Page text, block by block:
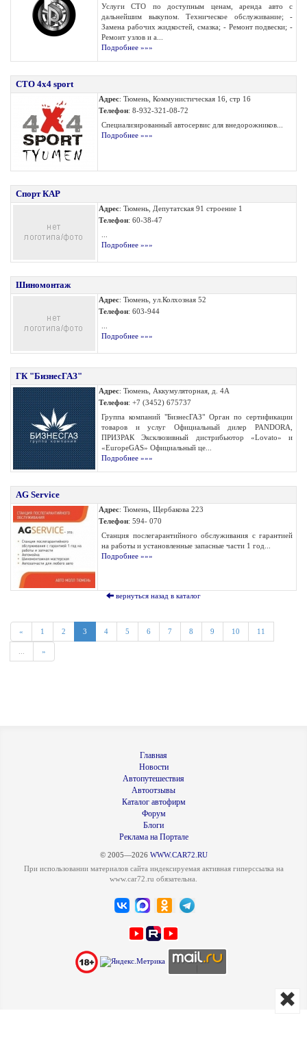
Услуги СТО по доступным ценам, аренда авто с
дальнейшим выкупом. Техническое обслуживание; -
Замена рабочих жидкостей, смазка; - Ремонт подвески; -
Ремонт узлов и а...
Подробнее »»»
СТО 4x4 sport
Адрес: Тюмень, Коммунистическая 16, стр 16
Телефон: 8-932-321-08-72
Специализированный автосервис для внедорожников...
Подробнее »»»
Спорт КАР
Адрес: Тюмень, Депутатская 91 строение 1
Телефон: 60-38-47
Подробнее »»»
Шиномонтаж
Адрес: Тюмень, ул.Колхозная 52
Телефон: 603-944
Подробнее »»»
ГК "БизнесГАЗ"
Адрес: Тюмень, Аккумуляторная, д. 4А
Телефон: +7 (3452) 675737
Группа компаний "БизнесГАЗ" Орган по сертификации
товаров и услуг Официальный дилер PANDORA,
ПРИЗРАК Эксклюзивный дистрибьютор «Lovato» и
«EuropeGAS» Официальный це...
Подробнее »»»
AG Service
Адрес: Тюмень, Щербакова 223
Телефон: 594- 070
Станция послегарантийного обслуживания с гарантией
на работы и установленные запасные части 1 год...
Подробнее »»»
вернуться назад в каталог
« 1 2 3 4 5 6 7 8 9 10 11
»
Главная
Новости
Автопутешествия
Автоотзывы
Каталог автофирм
Форум
Блоги
Реклама на Портале
© 2005—2026 WWW.CAR72.RU
При использовании материалов сайта индексируемая активная гиперссылка на
www.car72.ru обязательна.